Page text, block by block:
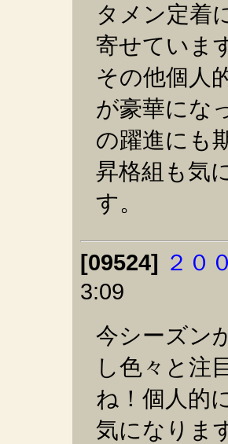
タメン定着
寄せていま
その他個人
が豪華にな
の躍進にも
昇格組も気
す。
[09524] ２０
3:09
今シーズン
し色々と注
ね！個人的
気になりま